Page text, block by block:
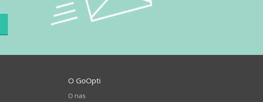
O GoOpti
O nas